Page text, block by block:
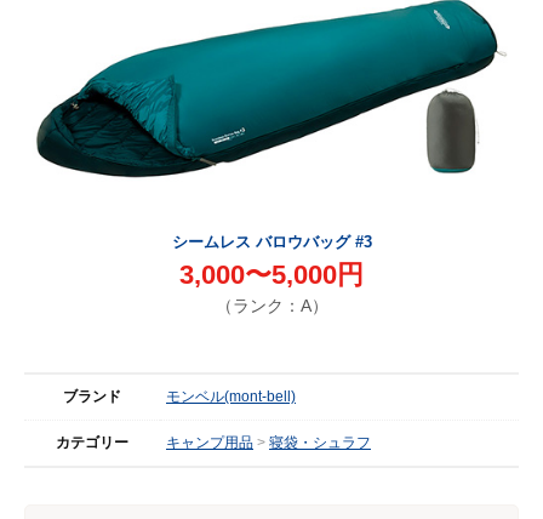
シームレス バロウバッグ #3
3,000〜5,000円
（ランク：A）
ブランド モンベル(mont-bell)
カテゴリー キャンプ用品 寝袋・シュラフ